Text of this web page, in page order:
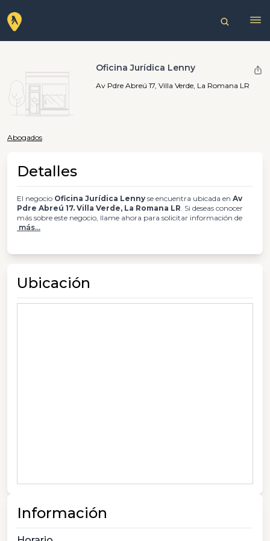
Oficina Jurídica Lenny
Av Pdre Abreú 17, Villa Verde, La Romana LR
Abogados
Detalles
El negocio Oficina Jurídica Lenny se encuentra ubicada en Av
Pdre Abreú 17. Villa Verde, La Romana LR. Si deseas conocer
más sobre este negocio, llame ahora para solicitar información de
más...
Ubicación
Información